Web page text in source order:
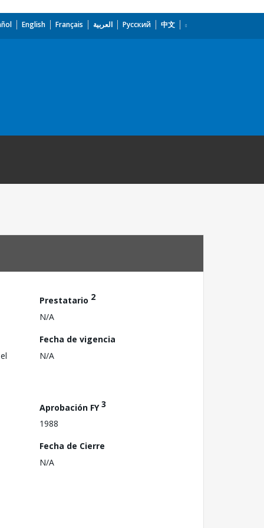
English Français العربية Русский 中文
Prestatario 2
N/A
Fecha de vigencia
N/A
Aprobación FY3
1988
Fecha de Cierre
N/A